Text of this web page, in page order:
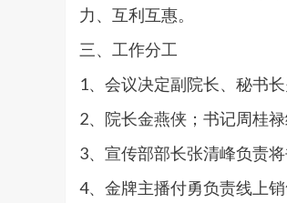
力、互利互惠。
三、工作分工
1、会议决定副院长、秘书
2、院长金燕侠；书记周桂
3、宣传部部长张清峰负责
4、金牌主播付勇负责线上销